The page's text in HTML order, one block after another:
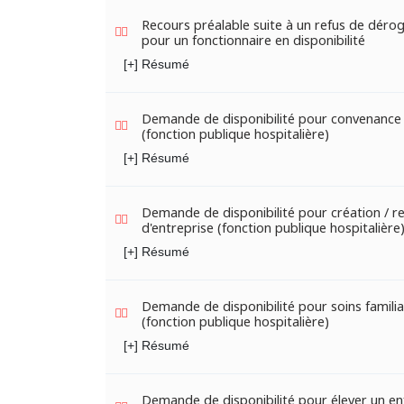
Recours préalable suite à un refus de
pour un fonctionnaire en disponibilité
[+] Résumé
Demande de disponibilité pour
(fonction publique hospitalière)
[+] Résumé
Demande de disponibilité pour création /
d'entreprise (fonction publique hospitalière)
[+] Résumé
Demande de disponibilité pour soins
(fonction publique hospitalière)
[+] Résumé
Demande de disponibilité pour élever un